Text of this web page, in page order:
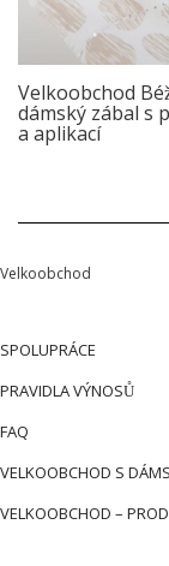
Velkoobchod
dámský zábal s
a aplikací
Velkoobchod
SPOLUPRÁCE
PRAVIDLA VÝNOSŮ
FAQ
VELKOOBCHOD S
VELKOOBCHOD –